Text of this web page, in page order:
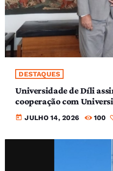
DESTAQUES
Universidade de Díli
cooperação com
today JULHO 14, 2026 100